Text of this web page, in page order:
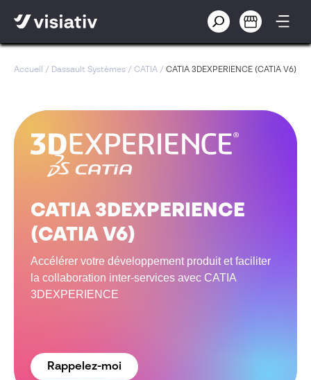
Accueil / Dassault Systèmes / CATIA / CATIA 3DEXPERIENCE (CATIA V6)
CATIA 3DEXPERIENCE
(CATIA V6)
Accélérer votre développement produit et faciliter
la collaboration inter-services avec CATIA
3DEXPERIENCE
Rappelez-moi